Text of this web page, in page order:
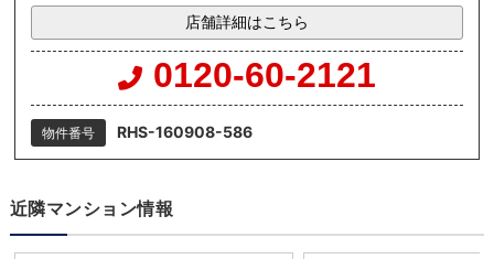
店舗詳細はこちら
0120-60-2121
物件番号 RHS-160908-586
近隣マンション情報